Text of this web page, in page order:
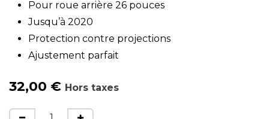
Pour roue arrière 26 pouces
Jusqu’à 2020
Protection contre projections
Ajustement parfait
32,00 € Hors taxes